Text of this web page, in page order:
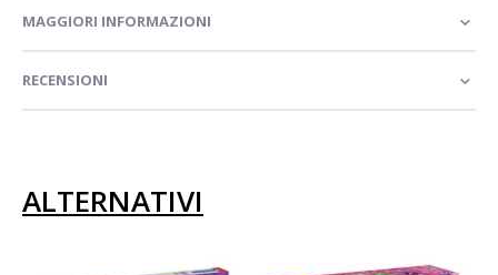
MAGGIORI INFORMAZIONI
RECENSIONI
ALTERNATIVI